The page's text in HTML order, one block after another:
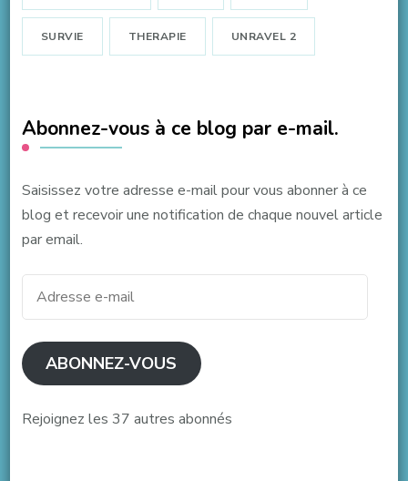
SURVIE THERAPIE UNRAVEL 2
Abonnez-vous à ce blog par e-mail.
Saisissez votre adresse e-mail pour vous abonner à ce
blog et recevoir une notification de chaque nouvel article
par email.
ABONNEZ-VOUS
Rejoignez les 37 autres abonnés